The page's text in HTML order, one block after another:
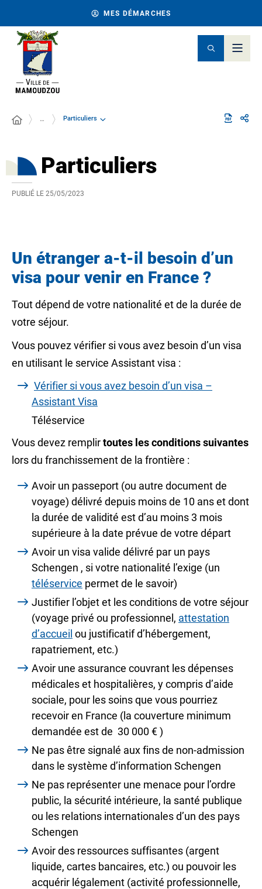
MES DÉMARCHES
… Particuliers
Particuliers
PUBLIÉ LE 25/05/2023
Un étranger a-t-il besoin d’un
visa pour venir en France ?
Tout dépend de votre nationalité et de la durée de
votre séjour.
Vous pouvez vérifier si vous avez besoin d’un visa
en utilisant le service Assistant visa :
Vérifier si vous avez besoin d’un visa –
Assistant Visa
Téléservice
Vous devez remplirtoutes les conditions suivantes
lors du franchissement de la frontière :
Avoir un passeport (ou autre document de
voyage) délivré depuis moins de 10 ans et dont
la durée de validité est d’au moins 3 mois
supérieure à la date prévue de votre départ
Avoir un visa valide délivré par un pays
Schengen , si votre nationalité l’exige (un
téléservice permet de le savoir)
Justifier l’objet et les conditions de votre séjour
(voyage privé ou professionnel, attestation
d’accueil ou justificatif d’hébergement,
rapatriement, etc.)
Avoir une assurance couvrant les dépenses
médicales et hospitalières, y compris d’aide
sociale, pour les soins que vous pourriez
recevoir en France (la couverture minimum
demandée est de 30 000 €)
Ne pas être signalé aux fins de non-admission
dans le système d’information Schengen
Ne pas représenter une menace pour l’ordre
public, la sécurité intérieure, la santé publique
ou les relations internationales d’un des pays
Schengen
Avoir des ressources suffisantes (argent
liquide, cartes bancaires, etc.) ou pouvoir les
acquérir légalement (activité professionnelle,